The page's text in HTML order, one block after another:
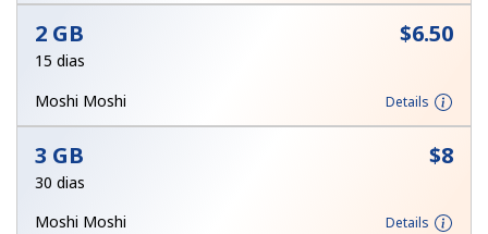
Mantenha contato para obter nossas melhores ofertas.
Ao abrir uma conta neste site, eu concordo com os
e condições.
2 GB ⁦$6.50⁩
15 dias
Moshi Moshi
Details
3 GB ⁦$8⁩
30 dias
Moshi Moshi
Details